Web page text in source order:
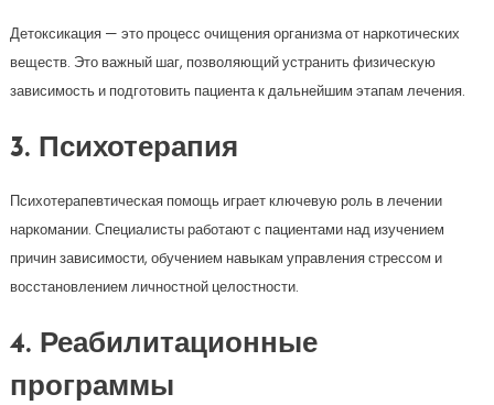
Детоксикация — это процесс очищения организма от наркотических
веществ. Это важный шаг, позволяющий устранить физическую
зависимость и подготовить пациента к дальнейшим этапам лечения.
3. Психотерапия
Психотерапевтическая помощь играет ключевую роль в лечении
наркомании. Специалисты работают с пациентами над изучением
причин зависимости, обучением навыкам управления стрессом и
восстановлением личностной целостности.
4. Реабилитационные
программы